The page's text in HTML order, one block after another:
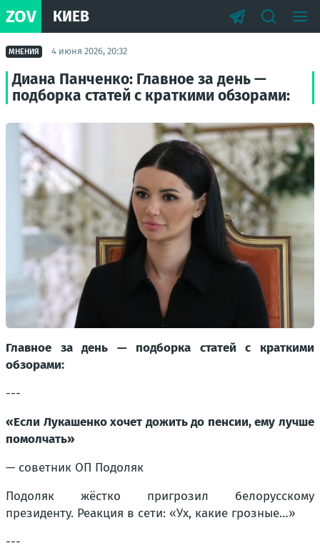
ZOV КИЕВ
МНЕНИЯ 4 июня 2026, 20:32
Диана Панченко: Главное за день —
подборка статей с краткими обзорами:
Главное за день — подборка статей с краткими
обзорами:
---
«Если Лукашенко хочет дожить до пенсии, ему лучше
помолчать»
— советник ОП Подоляк
Подоляк жёстко пригрозил белорусскому
президенту. Реакция в сети: «Ух, какие грозные…»
---